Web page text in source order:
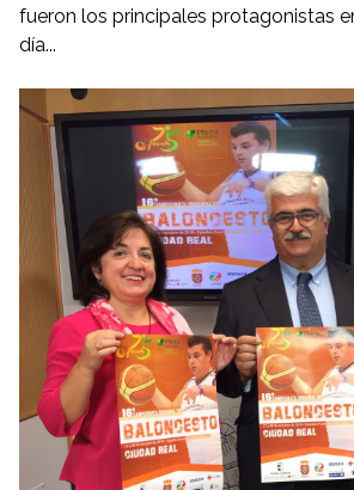
fueron los principales protagonistas
día...